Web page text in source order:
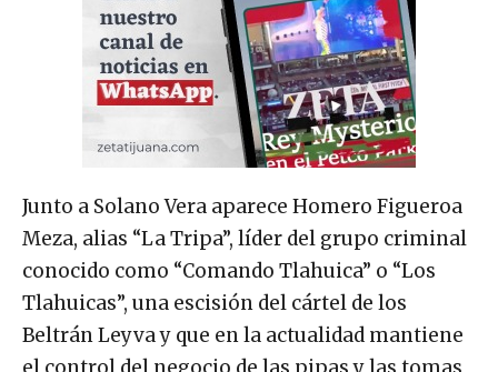
Junto a Solano Vera aparece Homero Figueroa
Meza, alias “La Tripa”, líder del grupo criminal
conocido como “Comando Tlahuica” o “Los
Tlahuicas”, una escisión del cártel de los
Beltrán Leyva y que en la actualidad mantiene